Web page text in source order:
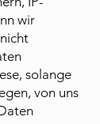
wir
solange
von uns